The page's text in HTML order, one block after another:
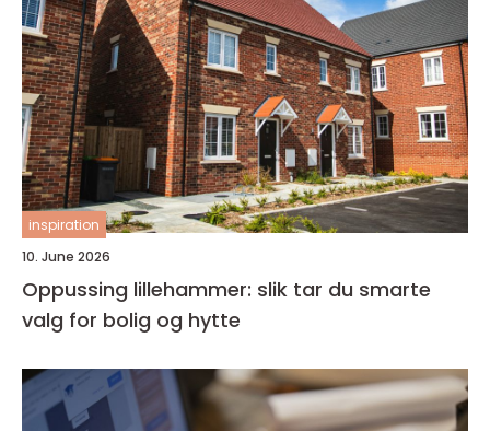
inspiration
10. June 2026
Oppussing lillehammer: slik tar du smarte
valg for bolig og hytte